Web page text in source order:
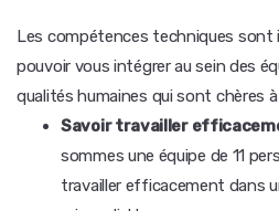
Les compétences techniques
pouvoir vous intégrer au sein des
qualités humaines qui sont chères
Savoir travailler
sommes une équipe de 11
travailler efficacement dans